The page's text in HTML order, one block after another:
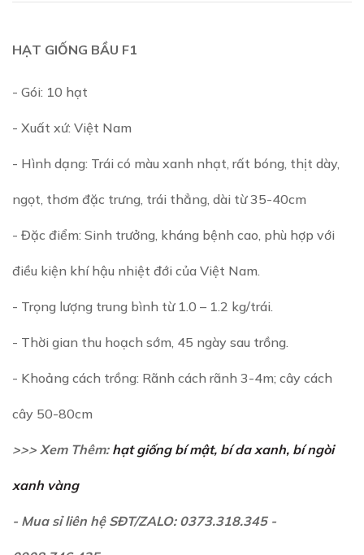
HẠT GIỐNG BẦU F1
- Gói: 10 hạt
- Xuất xứ: Việt Nam
- Hình dạng: Trái có màu xanh nhạt, rất bóng, thịt dày,
ngọt, thơm đặc trưng, trái thẳng, dài từ 35-40cm
- Đặc điểm: Sinh trưởng, kháng bệnh cao, phù hợp với
điều kiện khí hậu nhiệt đới của Việt Nam.
- Trọng lượng trung bình từ 1.0 – 1.2 kg/trái.
- Thời gian thu hoạch sớm, 45 ngày sau trồng.
- Khoảng cách trồng: Rãnh cách rãnh 3-4m; cây cách
cây 50-80cm
>>> Xem Thêm: hạt giống bí mật, bí da xanh, bí ngòi
xanh vàng
- Mua sỉ liên hệ SĐT/ZALO: 0373.318.345 -